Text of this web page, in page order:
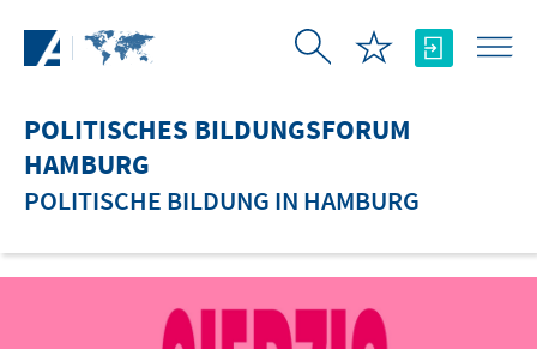
POLITISCHES BILDUNGSFORUM
HAMBURG
POLITISCHE BILDUNG IN HAMBURG